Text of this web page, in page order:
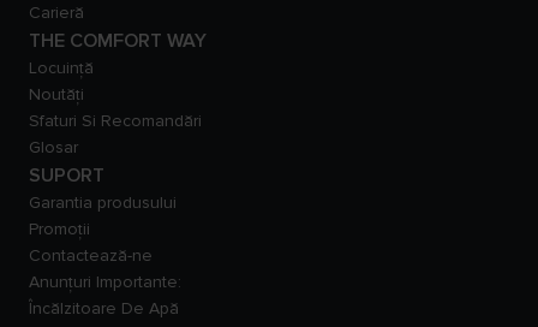
Carieră
THE COMFORT WAY
Locuință
Noutăți
Sfaturi Si Recomandări
Glosar
SUPORT
Garantia produsului
Promoții
Contactează-ne
Anunțuri Importante:
Încălzitoare De Apă